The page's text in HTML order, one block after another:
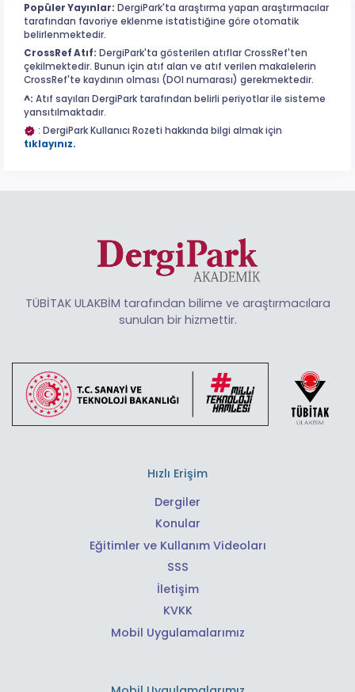
Popüler Yayınlar: DergiPark'ta araştırma yapan araştırmacılar
tarafından favoriye eklenme istatistiğine göre otomatik
belirlenmektedir.
CrossRef Atıf: DergiPark'ta gösterilen atıflar CrossRef'ten
çekilmektedir. Bunun için atıf alan ve atıf verilen makalelerin
CrossRef'te kaydının olması (DOI numarası) gerekmektedir.
^: Atıf sayıları DergiPark tarafından belirli periyotlar ile sisteme
yansıtılmaktadır.
: DergiPark Kullanıcı Rozeti hakkında bilgi almak için
tıklayınız.
TÜBİTAK ULAKBİM tarafından bilime ve araştırmacılara
sunulan bir hizmettir.
Hızlı Erişim
Dergiler
Konular
Eğitimler ve Kullanım Videoları
SSS
İletişim
KVKK
Mobil Uygulamalarımız